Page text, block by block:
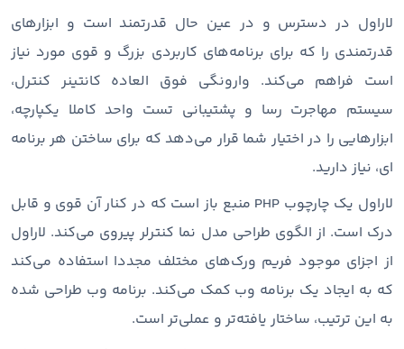
لاراول در دسترس و در عین حال قدرتمند است و ابزارهای
قدرتمندی را که برای برنامه‌های کاربردی بزرگ و قوی مورد نیاز
است فراهم می‌کند. وارونگی فوق‌ العاده کانتینر کنترل،
سیستم مهاجرت رسا و پشتیبانی تست واحد کاملا یکپارچه،
ابزارهایی را در اختیار شما قرار می‌دهد که برای ساختن هر برنامه
‌ای، نیاز دارید.
لاراول یک چارچوب PHP منبع باز است که در کنار آن قوی و قابل
درک است. از الگوی طراحی مدل نما کنترلر پیروی می‌کند. لاراول
از اجزای موجود فریم ورک‌های مختلف مجددا استفاده می‌کند
که به ایجاد یک برنامه وب کمک می‌کند. برنامه وب طراحی شده
به این ترتیب، ساختار یافته‌تر و عملی‌تر است.